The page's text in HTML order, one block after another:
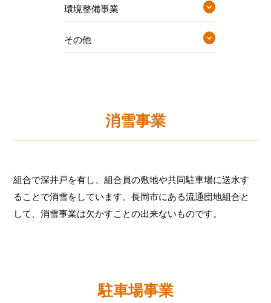
環境整備事業 expand_circle_down
その他 expand_circle_down
消雪事業
組合で深井戸を有し、組合員の敷地や共同駐車場に送水す
ることで消雪をしています。長岡市にある流通団地組合と
して、消雪事業は欠かすことの出来ないものです。
駐車場事業